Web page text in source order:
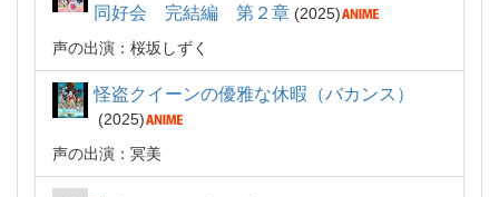
同好会 完結編 第２章
2025
声の出演：桜坂しずく
怪盗クイーンの優雅な休暇（バカンス）
2025
声の出演：冥美